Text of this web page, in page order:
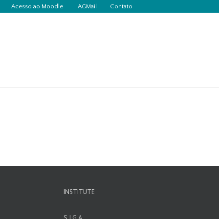
Acesso ao Moodle IAGMail Contato
INSTITUTE